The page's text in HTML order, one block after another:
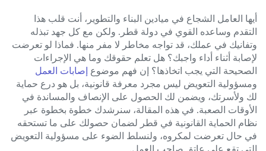
أيها العامل الشجاع في ميادين البناء والتطوير، أنت قلب هذا
التقدم وساعده القوي في دولة قطر. ولكن مع كل جهد تبذله
وتفانيك في عملك، قد تواجه مخاطر لا مفر منها. فماذا لو تعرضت
لإصابة أثناء أداء واجبك؟ هل تعلم حقوقك وما هي الإجراءات
الصحيحة التي يجب اتخاذها؟ إن فهم موضوع إصابات العمل
ومسؤولية التعويض ليس مجرد معرفة قانونية، بل هو درع حماية
لك ولأسرتك، ويضمن لك الحصول على الإنصاف والمساندة في
الأوقات الصعبة. في هذه المقالة، سنرشدك خطوة بخطوة عبر
نظام الحماية القانونية في قطر لضمان حصولك على ما تستحقه
في حال تعرضت لمكروه، ولنسلط الضوء على مسؤولية التعويض
التي تقع على عاتق صاحب العمل.